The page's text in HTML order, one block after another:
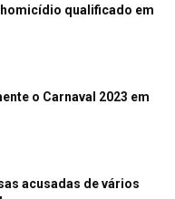
homicídio qualificado em
o Carnaval 2023 em
acusadas de vários